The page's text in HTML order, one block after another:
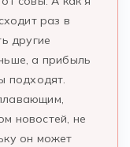
раз в
другие
а прибыль
подходят.
новостей, не
он может